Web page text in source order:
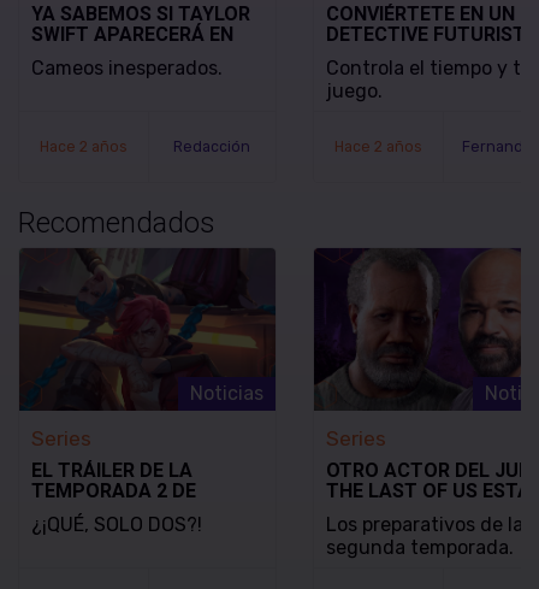
YA SABEMOS SI TAYLOR
SWIFT APARECERÁ EN
DEADPOOL & WOLVERINE
Cameos inesperados.
Hace 2 años Redacción
CONVIÉRTETE EN UN
DETECTIVE
SE REVELA EL MODO
JUEGO Y LA FECHA DE
LANZAMIENTO DE
Controla el tiempo y tu
juego.
Hace 2 años
Recomendados
Noticias
Series
EL TRÁILER DE LA
TEMPORADA 2 DE
ARCANE DE NETFLIX
CONFIRMA QUE ES LA
¿¡QUÉ, SOLO DOS?!
Series
OTRO ACTOR DEL
THE LAST OF US ESTÁ
RETOMANDO SU
EN EL PROGRAMA
Los preparativos de la
segunda temporada.